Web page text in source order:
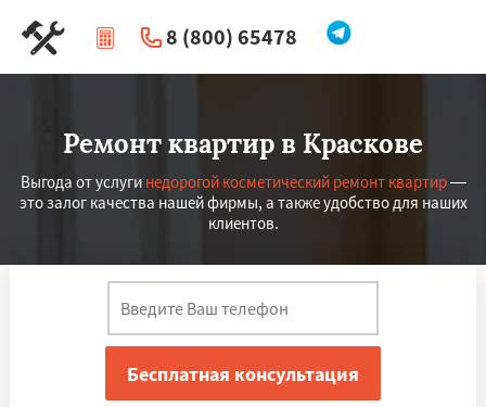
8 (800) 65478
| Перезвоните мне
Ремонт квартир в Краскове
Выгода от услуги недорогой косметический ремонт квартир—
это залог качества нашей фирмы, а также удобство для наших
клиентов.